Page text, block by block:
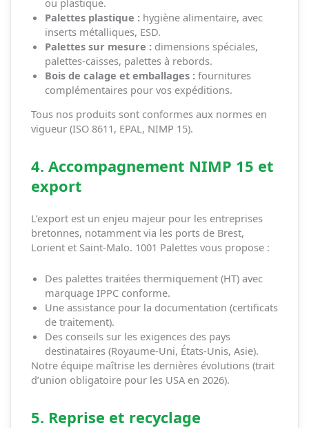
Palettes plastique :hygiène alimentaire, avec
inserts métalliques, ESD.
Palettes sur mesure :dimensions spéciales,
palettes-caisses, palettes à rebords.
Bois de calage et emballages :fournitures
complémentaires pour vos expéditions.
Tous nos produits sont conformes aux normes en
vigueur (ISO 8611, EPAL, NIMP 15).
4. Accompagnement NIMP 15 et
export
L’export est un enjeu majeur pour les entreprises
bretonnes, notamment via les ports de Brest,
Lorient et Saint-Malo. 1001 Palettes vous propose :
Des palettes traitées thermiquement (HT) avec
marquage IPPC conforme.
Une assistance pour la documentation (certificats
de traitement).
Des conseils sur les exigences des pays
destinataires (Royaume-Uni, États-Unis, Asie).
Notre équipe maîtrise les dernières évolutions (trait
d’union obligatoire pour les USA en 2026).
5. Reprise et recyclage